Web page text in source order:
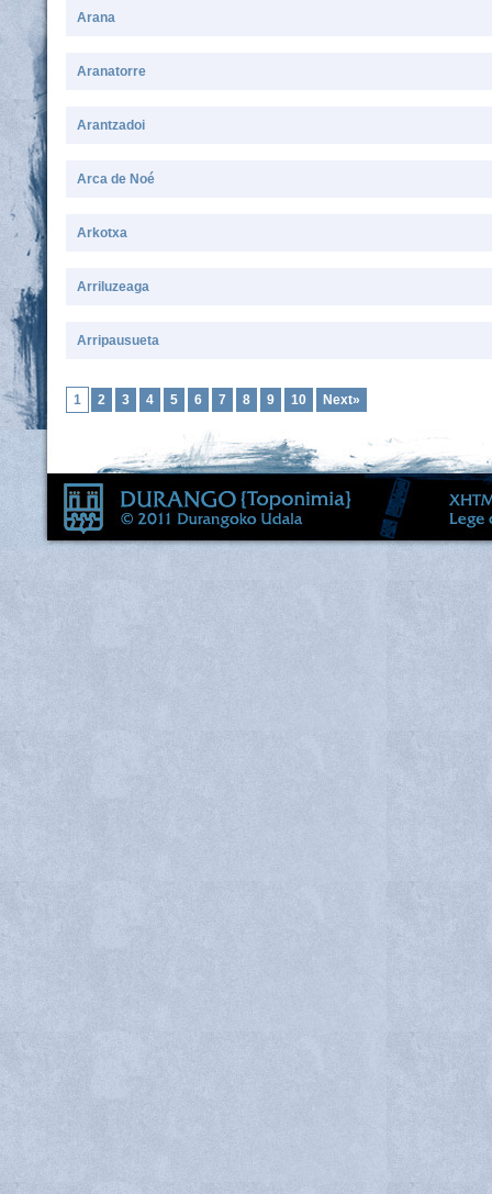
Arana
Aranatorre
Arantzadoi
Arca de Noé
Arkotxa
Arriluzeaga
Arripausueta
1 2 3 4 5 6 7 8 9 10 Next»